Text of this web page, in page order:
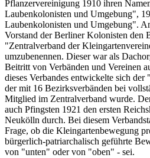
Pflanzervereinigung 1910 ihren
Laubenkolonisten und Umgebung",
Laubenkolonisten und Umgebung".
Vorstand der Berliner Kolonisten den
"Zentralverband der
umzubenennen. Dieser war als
Beitritt von Verbänden und Vereinen
dieses Verbandes entwickelte sich
der mit 16 Bezirksverbänden bei
Mitglied im Zentralverband wurde.
auch Pfingsten 1921 den ersten
Neukölln durch. Bei diesem
Frage, ob die Kleingartenbewegung
bürgerlich-patriarchalisch geführte
von "unten" oder von "oben" - sei.